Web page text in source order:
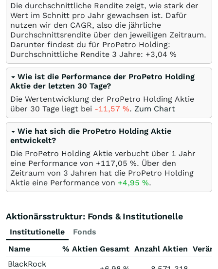
Die durchschnittliche Rendite zeigt, wie stark der
Wert im Schnitt pro Jahr gewachsen ist. Dafür
nutzen wir den CAGR, also die jährliche
Durchschnittsrendite über den jeweiligen Zeitraum.
Darunter findest du für ProPetro Holding:
Durchschnittliche Rendite 3 Jahre: +3,04 %
Wie ist die Performance der ProPetro Holding
Aktie der letzten 30 Tage?
Die Wertentwicklung der ProPetro Holding Aktie
über 30 Tage liegt bei -11,57 %. Zum Chart
Wie hat sich die ProPetro Holding Aktie
entwickelt?
Die ProPetro Holding Aktie verbucht über 1 Jahr
eine Performance von +117,05 %. Über den
Zeitraum von 3 Jahren hat die ProPetro Holding
Aktie eine Performance von +4,95 %.
Aktionärsstruktur: Fonds & Institutionelle
Institutionelle
Fonds
Name
% Aktien Gesamt Anzahl Aktien
BlackRock